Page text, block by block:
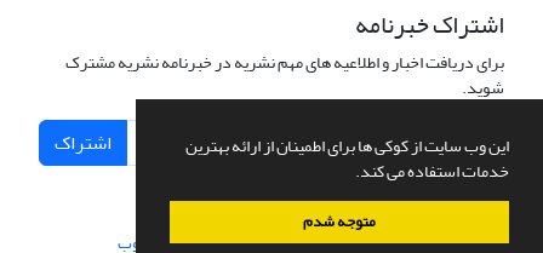
این وب سایت از کوکی ها برای اطمینان از ارائه بهترین
خدمات استفاده می کند.
متوجه شدم
اشتراک خبرنامه
برای دریافت اخبار و اطلاعیه های مهم نشریه در خبرنامه نشریه مشترک
شوید.
اشتراک
سامانه مدیریت نشریات علمی.طراحی و پیاده سازی از سیناوب